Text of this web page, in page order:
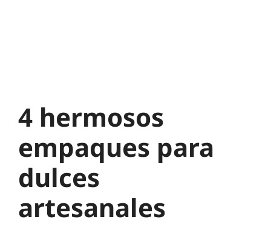
4 hermosos
empaques para
dulces
artesanales